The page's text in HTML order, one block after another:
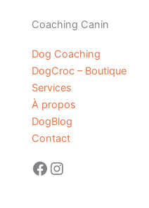
Coaching Canin
Dog Coaching
DogCroc – Boutique
Services
À propos
DogBlog
Contact